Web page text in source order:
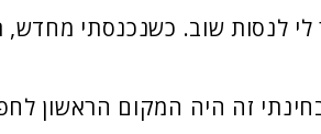
לנסות שוב. כשנכנסתי מחדש,
זה היה המקום הראשון